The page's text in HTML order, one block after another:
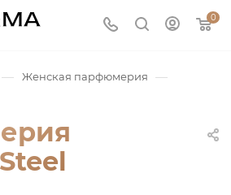
0
— Женская парфюмерия —